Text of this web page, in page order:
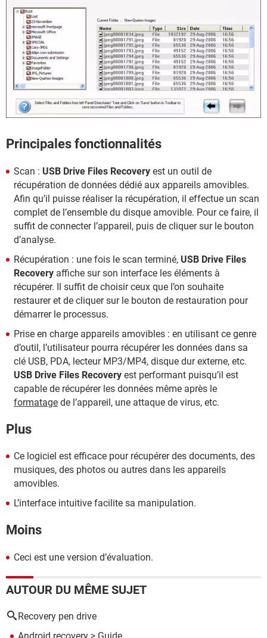
Principales fonctionnalités
Scan : USB Drive Files Recovery est un outil de
récupération de données dédié aux appareils amovibles.
Afin qu’il puisse réaliser la récupération, il effectue un scan
complet de l’ensemble du disque amovible. Pour ce faire, il
suffit de connecter l’appareil, puis de cliquer sur le bouton
d’analyse.
Récupération : une fois le scan terminé, USB Drive Files
Recovery affiche sur son interface les éléments à
récupérer. Il suffit de choisir ceux que l’on souhaite
restaurer et de cliquer sur le bouton de restauration pour
démarrer le processus.
Prise en charge appareils amovibles : en utilisant ce genre
d’outil, l’utilisateur pourra récupérer les données dans sa
clé USB, PDA, lecteur MP3/MP4, disque dur externe, etc.
USB Drive Files Recovery est performant puisqu’il est
capable de récupérer les données même après le
formatage de l’appareil, une attaque de virus, etc.
Plus
Ce logiciel est efficace pour récupérer des documents, des
musiques, des photos ou autres dans les appareils
amovibles.
L’interface intuitive facilite sa manipulation.
Moins
Ceci est une version d’évaluation.
AUTOUR DU MÊME SUJET
Recovery pen drive
Android recovery > Guide